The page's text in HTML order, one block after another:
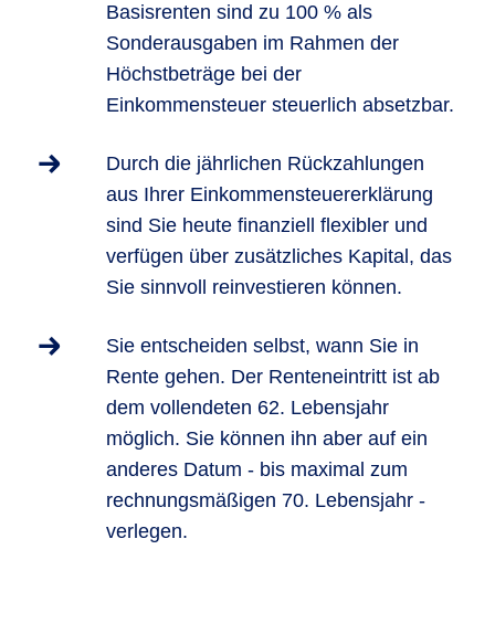
Basisrenten sind zu 100 % als
Sonderausgaben im Rahmen der
Höchstbeträge bei der
Einkommensteuer steuerlich absetzbar.
Durch die jährlichen Rückzahlungen
aus Ihrer Einkommensteuererklärung
sind Sie heute finanziell flexibler und
verfügen über zusätzliches Kapital, das
Sie sinnvoll reinvestieren können.
Sie entscheiden selbst, wann Sie in
Rente gehen. Der Renteneintritt ist ab
dem vollendeten 62. Lebensjahr
möglich. Sie können ihn aber auf ein
anderes Datum - bis maximal zum
rechnungsmäßigen 70. Lebensjahr -
verlegen.